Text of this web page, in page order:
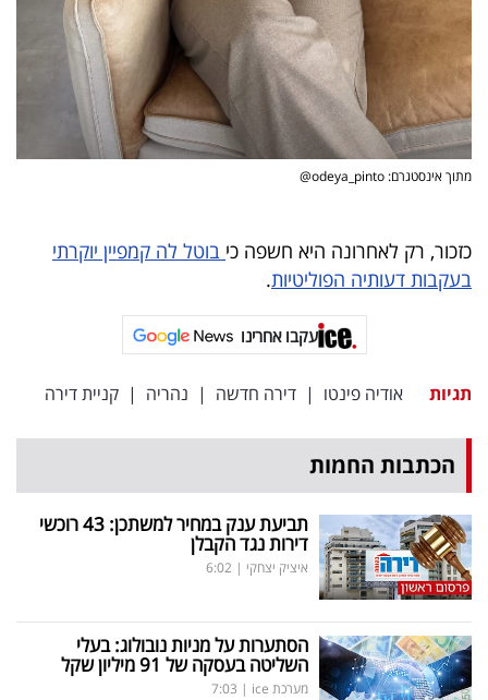
מתוך אינסטגרם: odeya_pinto@
כזכור, רק לאחרונה היא חשפה כי בוטל לה קמפיין יוקרתי
בעקבות דעותיה הפוליטיות.
עקבו אחרינו
תגיות אודיה פינטו | דירה חדשה | נהריה | קניית דירה
הכתבות החמות
תביעת ענק במחיר למשתכן: 43 רוכשי
דירות נגד הקבלן
איציק יצחקי |
6:02
הסתערות על מניות נובולוג: בעלי
השליטה בעסקה של 91 מיליון שקל
מערכת ice |
7:03